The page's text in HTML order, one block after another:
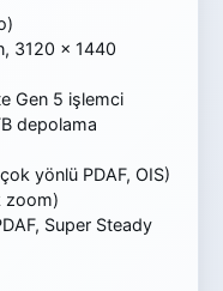
3120 x 1440
Gen 5 işlemci
depolama
yönlü PDAF, OIS)
zoom)
Super Steady